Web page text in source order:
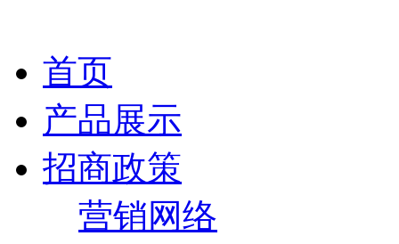
首页
产品展示
招商政策
营销网络